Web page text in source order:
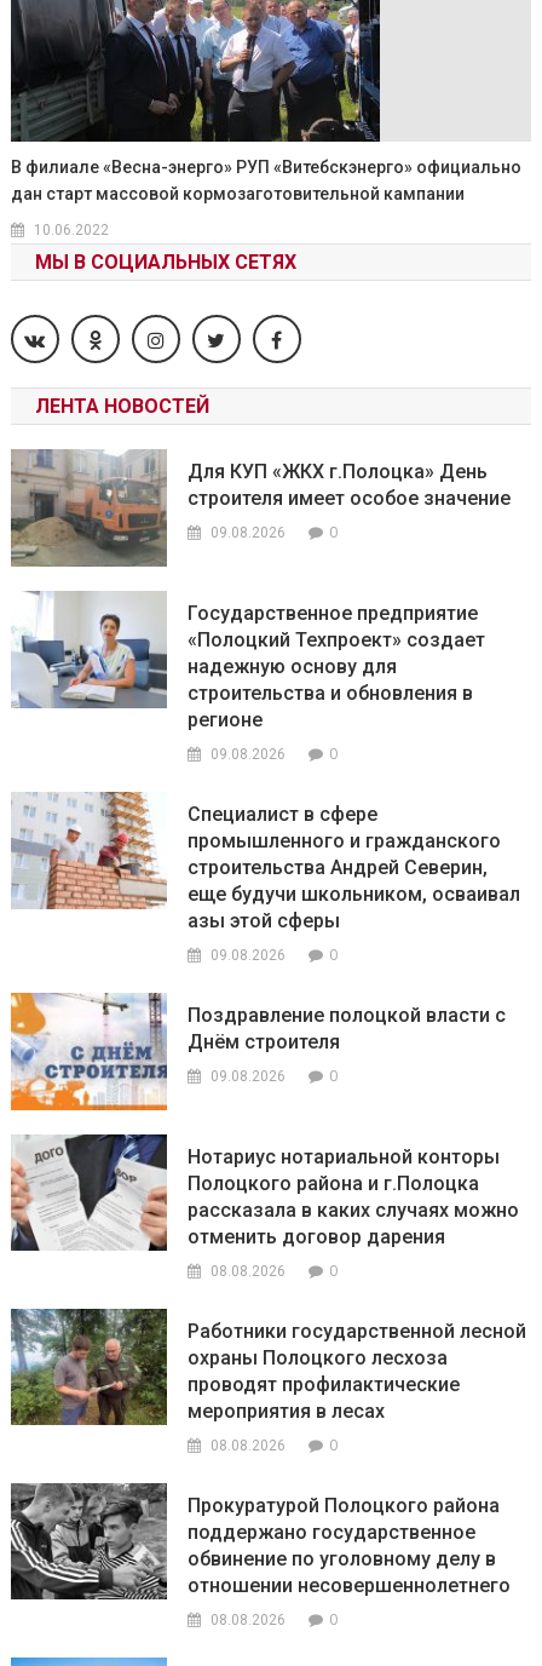
В филиале «Весна-энерго» РУП «Витебскэнерго» официально
дан старт массовой кормозаготовительной кампании
10.06.2022
МЫ В СОЦИАЛЬНЫХ СЕТЯХ
ЛЕНТА НОВОСТЕЙ
Для КУП «ЖКХ г.Полоцка» День
строителя имеет особое значение
09.08.2026 0
Государственное предприятие
«Полоцкий Техпроект» создает
надежную основу для
строительства и обновления в
регионе
09.08.2026 0
Специалист в сфере
промышленного и гражданского
строительства Андрей Северин,
еще будучи школьником, осваивал
азы этой сферы
09.08.2026 0
Поздравление полоцкой власти с
Днём строителя
09.08.2026 0
Нотариус нотариальной конторы
Полоцкого района и г.Полоцка
рассказала в каких случаях можно
отменить договор дарения
08.08.2026 0
Работники государственной лесной
охраны Полоцкого лесхоза
проводят профилактические
мероприятия в лесах
08.08.2026 0
Прокуратурой Полоцкого района
поддержано государственное
обвинение по уголовному делу в
отношении несовершеннолетнего
08.08.2026 0